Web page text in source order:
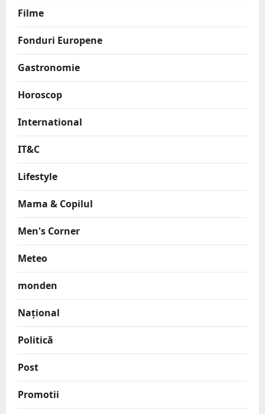
Filme
Fonduri Europene
Gastronomie
Horoscop
International
IT&C
Lifestyle
Mama & Copilul
Men's Corner
Meteo
monden
Național
Politică
Post
Promotii